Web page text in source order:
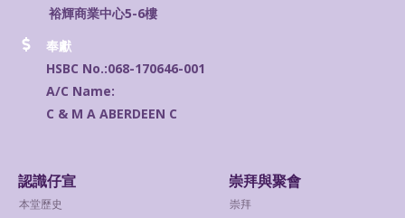
裕輝商業中心5-6樓
奉獻
HSBC No.:068-170646-001
A/C Name:
C & M A ABERDEEN C
認識仔宣
本堂歷史
崇拜與聚會
崇拜